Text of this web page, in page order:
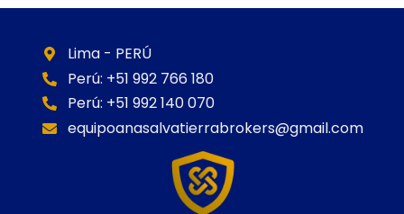
Lima - PERÚ
Perú: +51 992 766 180
Perú: +51 992 140 070
equipoanasalvatierrabrokers@gmail.com